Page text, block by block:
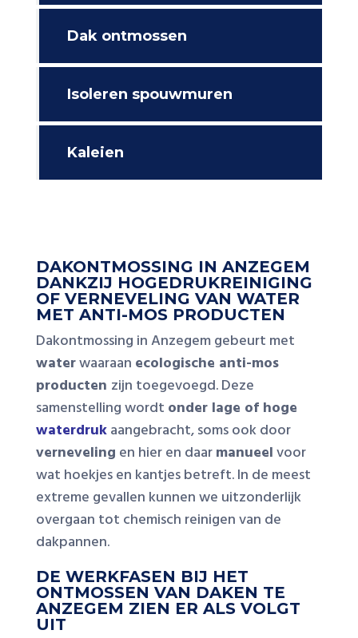
Dak ontmossen
Isoleren spouwmuren
Kaleien
DAKONTMOSSING IN ANZEGEM
DANKZIJ HOGEDRUKREINIGING
OF VERNEVELING VAN WATER
MET ANTI-MOS PRODUCTEN
Dakontmossing in Anzegem gebeurt met
waterwaaraan ecologische anti-mos
producten zijn toegevoegd. Deze
samenstelling wordt onder lage of hoge
waterdrukaangebracht, soms ook door
verneveling en hier en daarmanueelvoor
wat hoekjes en kantjes betreft. In de meest
extreme gevallen kunnen we uitzonderlijk
overgaan tot chemisch reinigen van de
dakpannen.
DE WERKFASEN BIJ HET
ONTMOSSEN VAN DAKEN TE
ANZEGEM ZIEN ER ALS VOLGT
UIT